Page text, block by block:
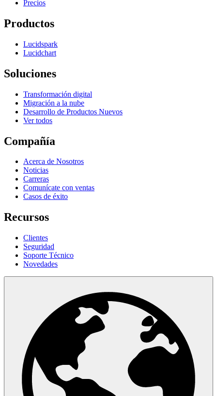
Precios
Productos
Lucidspark
Lucidchart
Soluciones
Transformación digital
Migración a la nube
Desarrollo de Productos Nuevos
Ver todos
Compañía
Acerca de Nosotros
Noticias
Carreras
Comunícate con ventas
Casos de éxito
Recursos
Clientes
Seguridad
Soporte Técnico
Novedades